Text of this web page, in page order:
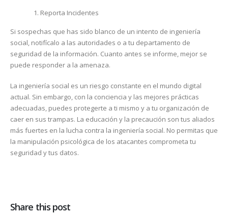
Reporta Incidentes
Si sospechas que has sido blanco de un intento de ingeniería
social, notifícalo a las autoridades o a tu departamento de
seguridad de la información. Cuanto antes se informe, mejor se
puede responder a la amenaza.
La ingeniería social es un riesgo constante en el mundo digital
actual. Sin embargo, con la conciencia y las mejores prácticas
adecuadas, puedes protegerte a ti mismo y a tu organización de
caer en sus trampas. La educación y la precaución son tus aliados
más fuertes en la lucha contra la ingeniería social. No permitas que
la manipulación psicológica de los atacantes comprometa tu
seguridad y tus datos.
Share this post